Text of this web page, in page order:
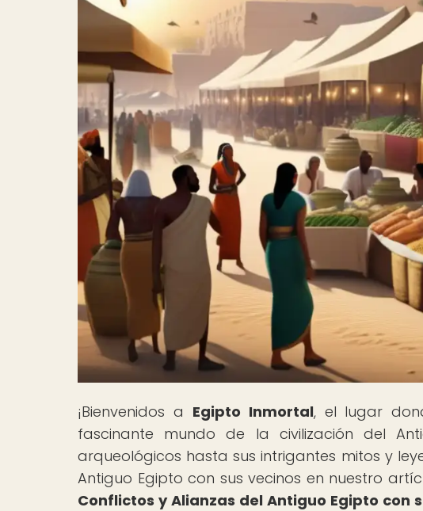
¡Bienvenidos a Egipto Inmortal, el lugar
fascinante mundo de la civilización del
arqueológicos hasta sus intrigantes mitos y
Antiguo Egipto con sus vecinos en nuestro
Conflictos y Alianzas del Antiguo Egipto con